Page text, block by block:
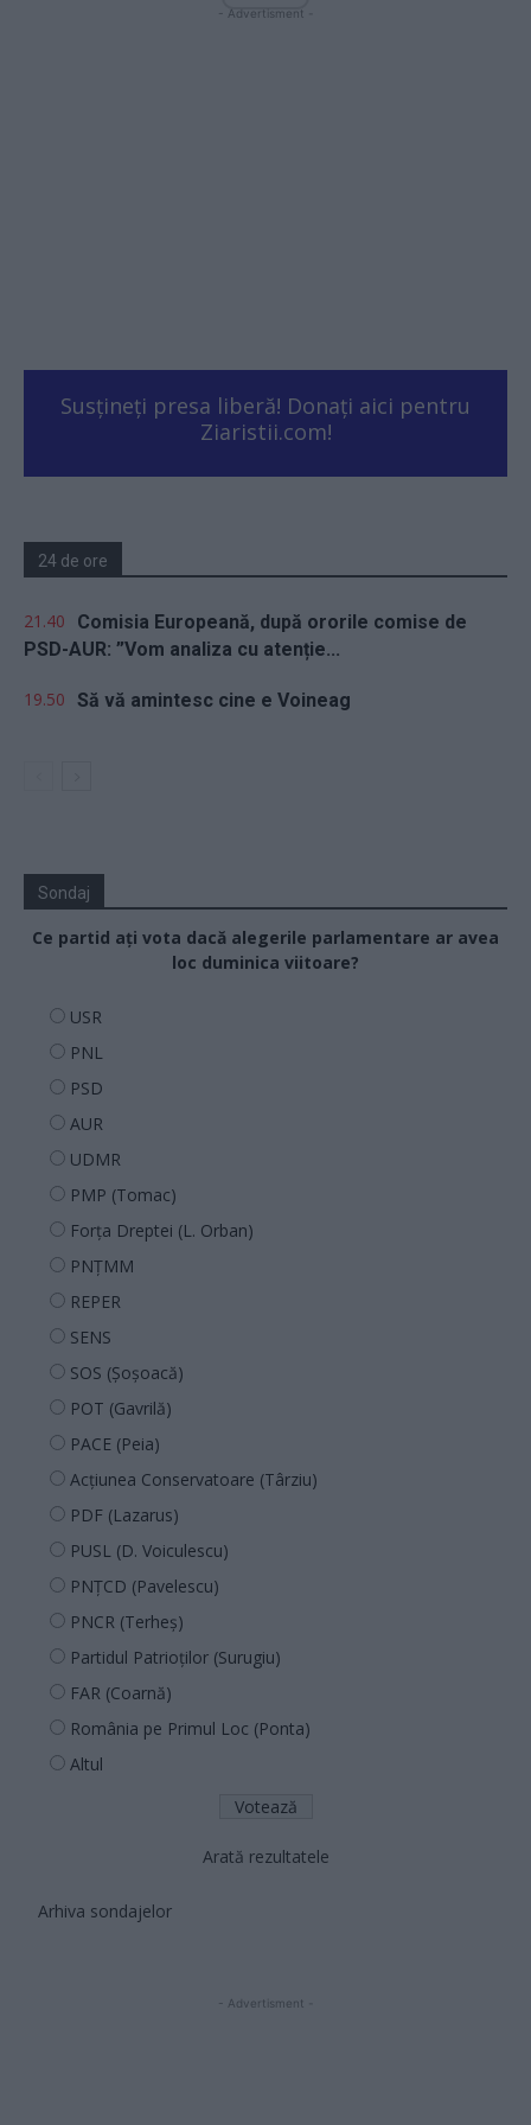
- Advertisment -
Susțineți presa liberă! Donați aici pentru
Ziaristii.com!
24 de ore
21.40
Comisia Europeană, după ororile comise de
PSD-AUR: ”Vom analiza cu atenție...
19.50 Să vă amintesc cine e Voineag
Sondaj
Ce partid ați vota dacă alegerile parlamentare ar avea
loc duminica viitoare?
USR
PNL
PSD
AUR
UDMR
PMP (Tomac)
Forța Dreptei (L. Orban)
PNȚMM
REPER
SENS
SOS (Șoșoacă)
POT (Gavrilă)
PACE (Peia)
Acțiunea Conservatoare (Târziu)
PDF (Lazarus)
PUSL (D. Voiculescu)
PNȚCD (Pavelescu)
PNCR (Terheș)
Partidul Patrioților (Surugiu)
FAR (Coarnă)
România pe Primul Loc (Ponta)
Altul
Arată rezultatele
Arhiva sondajelor
- Advertisment -